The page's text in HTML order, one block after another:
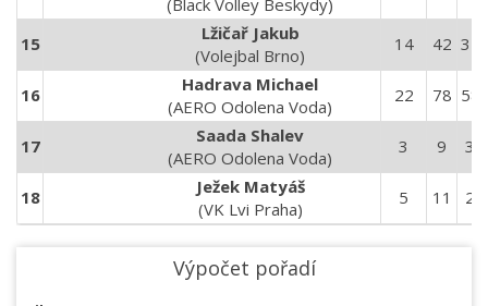
(Black Volley Beskydy)
15
Lžičař Jakub
(Volejbal Brno)
14 42 32
16
Hadrava Michael
(AERO Odolena Voda)
22 78 58
17
Saada Shalev
(AERO Odolena Voda)
3 9 3
18
Ježek Matyáš
(VK Lvi Praha)
5 11 2
Výpočet pořadí